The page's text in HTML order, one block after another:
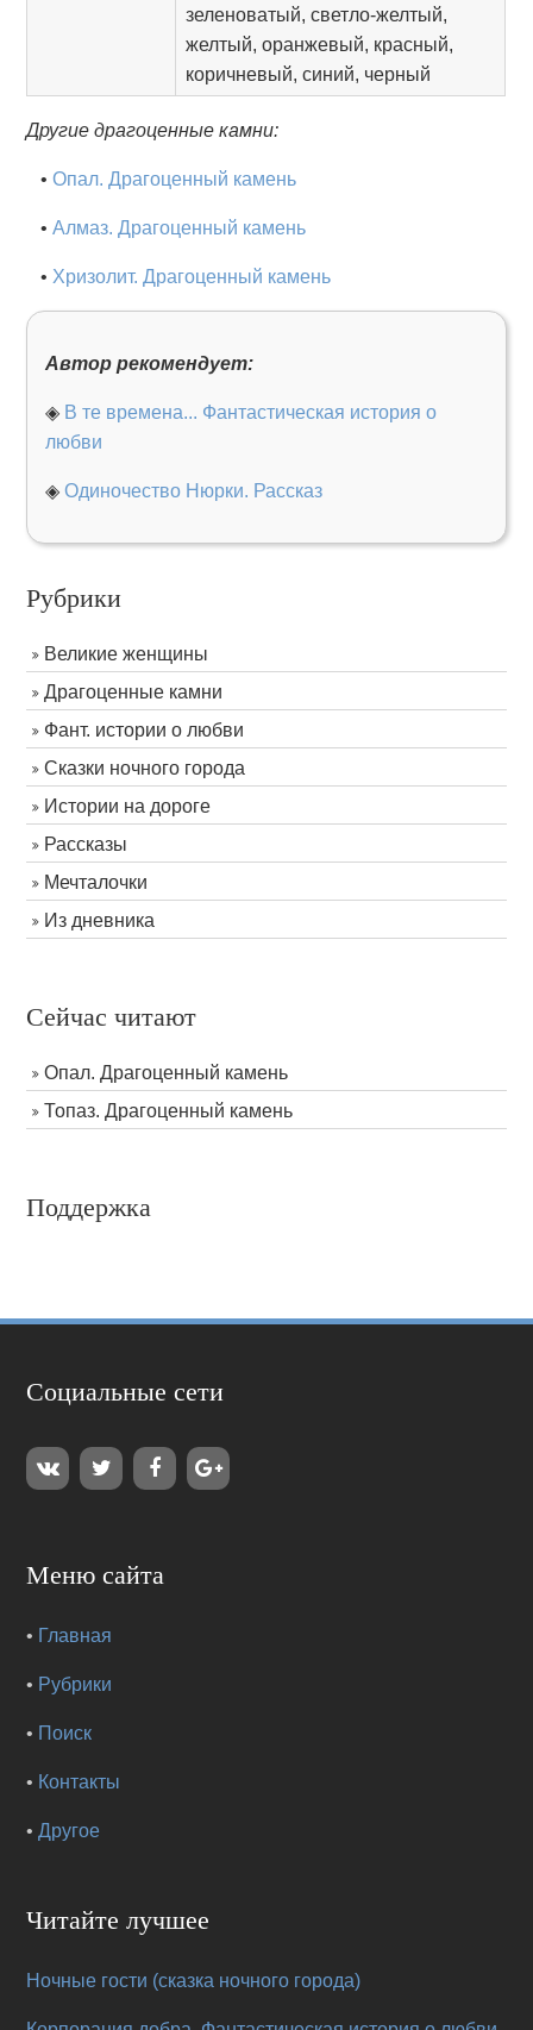
зеленоватый, светло-желтый,
желтый, оранжевый, красный,
коричневый, синий, черный
Другие драгоценные камни:
•Опал. Драгоценный камень
•Алмаз. Драгоценный камень
• Хризолит. Драгоценный камень
Автор рекомендует:
◈ В те времена... Фантастическая история о
любви
◈Одиночество Нюрки. Рассказ
Рубрики
Великие женщины
Драгоценные камни
Фант. истории о любви
Сказки ночного города
Истории на дороге
Рассказы
Мечталочки
Из дневника
Сейчас читают
Опал. Драгоценный камень
Топаз. Драгоценный камень
Поддержка
Социальные сети
Меню сайта
• Главная
• Рубрики
• Поиск
• Контакты
•Другое
Читайте лучшее
Ночные гости (сказка ночного города)